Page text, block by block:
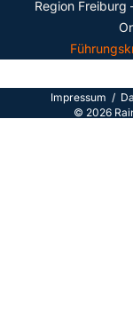
Region Freiburg
Impressum /
© 2026